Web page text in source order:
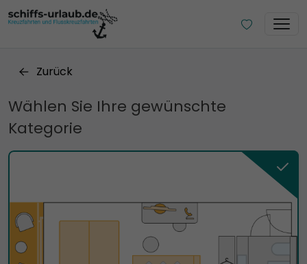
Zurück
Wählen Sie Ihre gewünschte
Kategorie